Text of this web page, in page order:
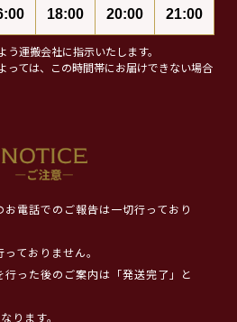
18:00
20:00
21:00
う運搬会社に指示いたします。
っては、この時間帯にお届けできない場合
お電話でのご報告は一切行っており
ておりません。
行った後のご案内は「発送完了」と
ります。